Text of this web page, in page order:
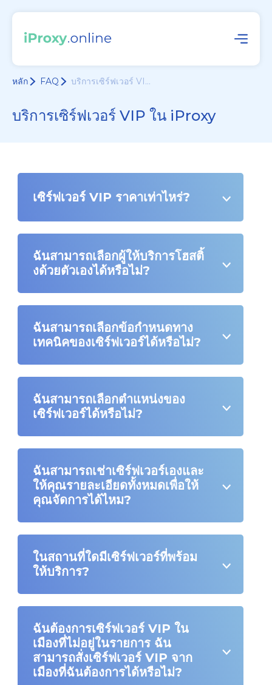
หลัก FAQ บริการเซิร์ฟเวอร์ VI...
บริการเซิร์ฟเวอร์ VIP ใน iProxy
เซิร์ฟเวอร์ VIP ราคาเท่าไหร่?
ฉันสามารถเลือกผู้ให้บริการโฮสติ้
งด้วยตัวเองได้หรือไม่?
ฉันสามารถเลือกข้อกำหนดทาง
เทคนิคของเซิร์ฟเวอร์ได้หรือไม่?
ฉันสามารถเลือกตำแหน่งของ
เซิร์ฟเวอร์ได้หรือไม่?
ฉันสามารถเช่าเซิร์ฟเวอร์เองและ
ให้คุณรายละเอียดทั้งหมดเพื่อให้
คุณจัดการได้ไหม?
ในสถานที่ใดมีเซิร์ฟเวอร์ที่พร้อม
ให้บริการ?
ฉันต้องการเซิร์ฟเวอร์ VIP ใน
เมืองที่ไม่อยู่ในรายการ ฉัน
สามารถสั่งเซิร์ฟเวอร์ VIP จาก
เมืองที่ฉันต้องการได้หรือไม่?